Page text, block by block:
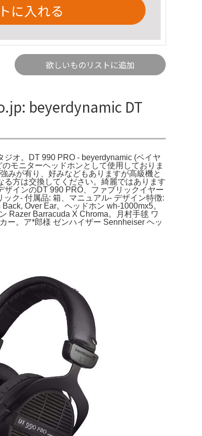
に入れる
欲しいものリストに追加
beyerdynamic DT
オ。DT 990 PRO - beyerdynamic (ベイヤ
モニターヘッドホンとして使用しておりま
みが有り、好みなどもありますが高級機と
方は交換してください。綺麗ではあります
インのDT 990 PRO、ファブリックイヤー
ク- 付属品: 箱、マニュアル- デザイン特徴:
Over Ear。ヘッドホン wh-1000mx5。
Barracuda X Chroma。月村手毬 ワ
ー。ア*郎様 ゼンハイザー Sennheiser ヘッ